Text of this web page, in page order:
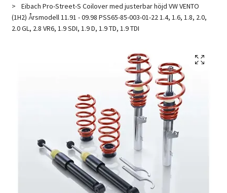
Eibach Pro-Street-S Coilover med justerbar höjd VW VENTO
(1H2) Årsmodell 11.91 - 09.98 PSS65-85-003-01-22 1.4, 1.6, 1.8, 2.0,
2.0 GL, 2.8 VR6, 1.9 SDI, 1.9 D, 1.9 TD, 1.9 TDI